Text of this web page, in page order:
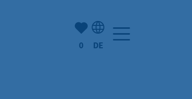
Anzahl der gemerkten
0 DE